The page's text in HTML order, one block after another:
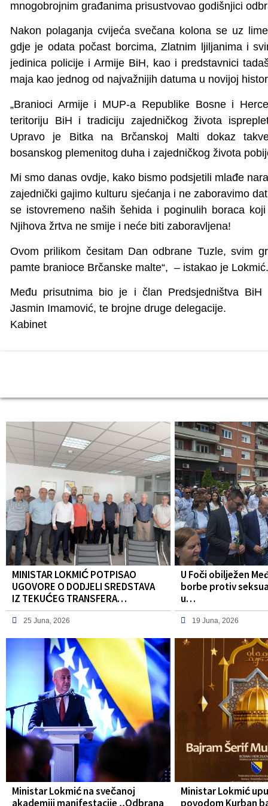
mnogobrojnim građanima prisustvovao godišnjici
Nakon polaganja cvijeća svečana kolona se uz
gdje je odata počast borcima, Zlatnim ljiljanima i
jedinica policije i Armije BiH, kao i predstavnici
maja kao jednog od najvažnijih datuma u novijoj
„Branioci Armije i MUP-a Republike Bosne i
teritoriju BiH i tradiciju zajedničkog života
Upravo je Bitka na Brčanskoj Malti dokaz
bosanskog plemenitog duha i zajedničkog života
Mi smo danas ovdje, kako bismo podsjetili mlađe
zajednički gajimo kulturu sjećanja i ne zaboravimo
se istovremeno naših šehida i poginulih boraca
Njihova žrtva ne smije i neće biti zaboravljena!
Ovom prilikom česitam Dan odbrane Tuzle, svim
pamte branioce Brčanske malte“, – istakao je Lokmić.
Među prisutnima bio je i član Predsjedništva BiH
Jasmin Imamović, te brojne druge delegacije.
Kabinet
MINISTAR LOKMIĆ POTPISAO
UGOVORE O DODJELI SREDSTAVA
IZ TEKUĆEG TRANSFERA…
25 Juna, 2026
U Foči obilježen
borbe protiv
u…
19 Juna, 2026
Ministar Lokmić na svečanoj
akademiji manifestacije ,,Odbrana
Ministar Lokmić
povodom Kurban